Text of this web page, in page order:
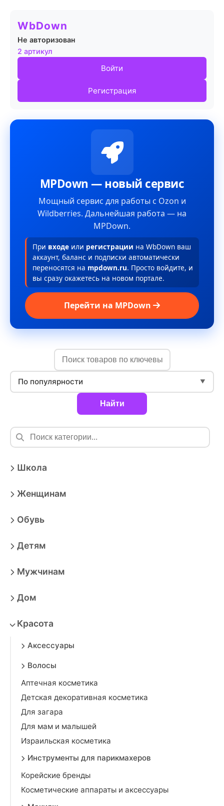
WbDown
Не авторизован
2 артикул
Войти
Регистрация
MPDown — новый сервис
Мощный сервис для работы с Ozon и
Wildberries. Дальнейшая работа — на
MPDown.
При входе или регистрации на WbDown ваш
аккаунт, баланс и подписки автоматически
переносятся на mpdown.ru. Просто войдите, и
вы сразу окажетесь на новом портале.
Перейти на MPDown
По популярности ▼
Найти
Школа
Женщинам
Обувь
Детям
Мужчинам
Дом
Красота
Аксессуары
Волосы
Аптечная косметика
Детская декоративная косметика
Для загара
Для мам и малышей
Израильская косметика
Инструменты для парикмахеров
Корейские бренды
Косметические аппараты и аксессуары